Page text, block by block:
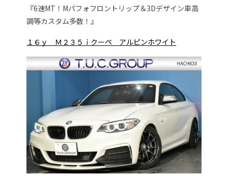
納車blog
スタッフblog
会社概要
『6速MT！Mパフォフロントリップ＆3Dデザイン車高
調等カスタム多数！』
１６ｙ Ｍ２３５ｉクーペ アルピンホワイト